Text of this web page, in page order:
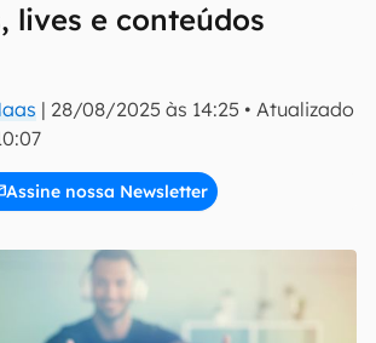
lives e conteúdos
| 28/08/2025 às 14:25 • Atualizado
Assine nossa Newsletter
inscreva-se
li, aceito e concordo com os Termos de
de Privacidade do Canaltech.